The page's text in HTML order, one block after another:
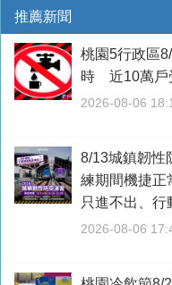
推薦新聞
桃園5行政區
時 近10萬戶
2026-08-06
8/13城鎮韌
練期間機捷正
只進不出、行
2026-08-06